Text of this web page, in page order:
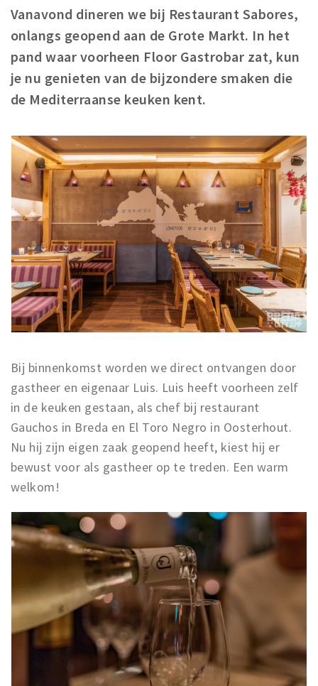
Inschrijven gemeente
Zorgverzekering
Huisarts en eerste hulp
Q&A
KORTING
Breda Student Shop
Draai aan het rad!
VRIJE TIJD
Sport
Nieuws
Agenda
Bezienswaardigheden
Musea, theaters & podia
Studentenroutes
Natuurgebieden
Party pics
Eten
Drinken
Slapen
Recreatief
Winkels
Winkelgebieden
Parkeren
Inloggen
Vanavond dineren we bij Restaurant Sabores,
onlangs geopend aan de Grote Markt. In het
pand waar voorheen Floor Gastrobar zat, kun
je nu genieten van de bijzondere smaken die
de Mediterraanse keuken kent.
Bij binnenkomst worden we direct ontvangen door
gastheer en eigenaar Luis. Luis heeft voorheen zelf
in de keuken gestaan, als chef bij restaurant
Gauchos in Breda en El Toro Negro in Oosterhout.
Nu hij zijn eigen zaak geopend heeft, kiest hij er
bewust voor als gastheer op te treden. Een warm
welkom!